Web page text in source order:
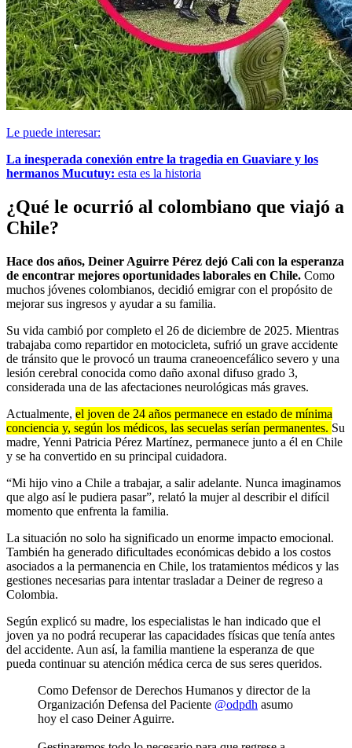
Le puede interesar:
La inesperada conexión entre la tragedia en Guaviare y los
hermanos Mucutuy: esta es la historia
¿Qué le ocurrió al colombiano que viajó a
Chile?
Hace dos años, Deiner Aguirre Pérez dejó Cali con la esperanza
de encontrar mejores oportunidades laborales en Chile. Como
muchos jóvenes colombianos, decidió emigrar con el propósito de
mejorar sus ingresos y ayudar a su familia.
Su vida cambió por completo el 26 de diciembre de 2025. Mientras
trabajaba como repartidor en motocicleta, sufrió un grave accidente
de tránsito que le provocó un trauma craneoencefálico severo y una
lesión cerebral conocida como daño axonal difuso grado 3,
considerada una de las afectaciones neurológicas más graves.
Actualmente, el joven de 24 años permanece en estado de mínima
conciencia y, según los médicos, las secuelas serían permanentes. Su
madre, Yenni Patricia Pérez Martínez, permanece junto a él en Chile
y se ha convertido en su principal cuidadora.
“Mi hijo vino a Chile a trabajar, a salir adelante. Nunca imaginamos
que algo así le pudiera pasar”, relató la mujer al describir el difícil
momento que enfrenta la familia.
La situación no solo ha significado un enorme impacto emocional.
También ha generado dificultades económicas debido a los costos
asociados a la permanencia en Chile, los tratamientos médicos y las
gestiones necesarias para intentar trasladar a Deiner de regreso a
Colombia.
Según explicó su madre, los especialistas le han indicado que el
joven ya no podrá recuperar las capacidades físicas que tenía antes
del accidente. Aun así, la familia mantiene la esperanza de que
pueda continuar su atención médica cerca de sus seres queridos.
Como Defensor de Derechos Humanos y director de la
Organización Defensa del Paciente @odpdh asumo
hoy el caso Deiner Aguirre.